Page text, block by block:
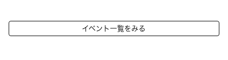
イベント一覧をみる